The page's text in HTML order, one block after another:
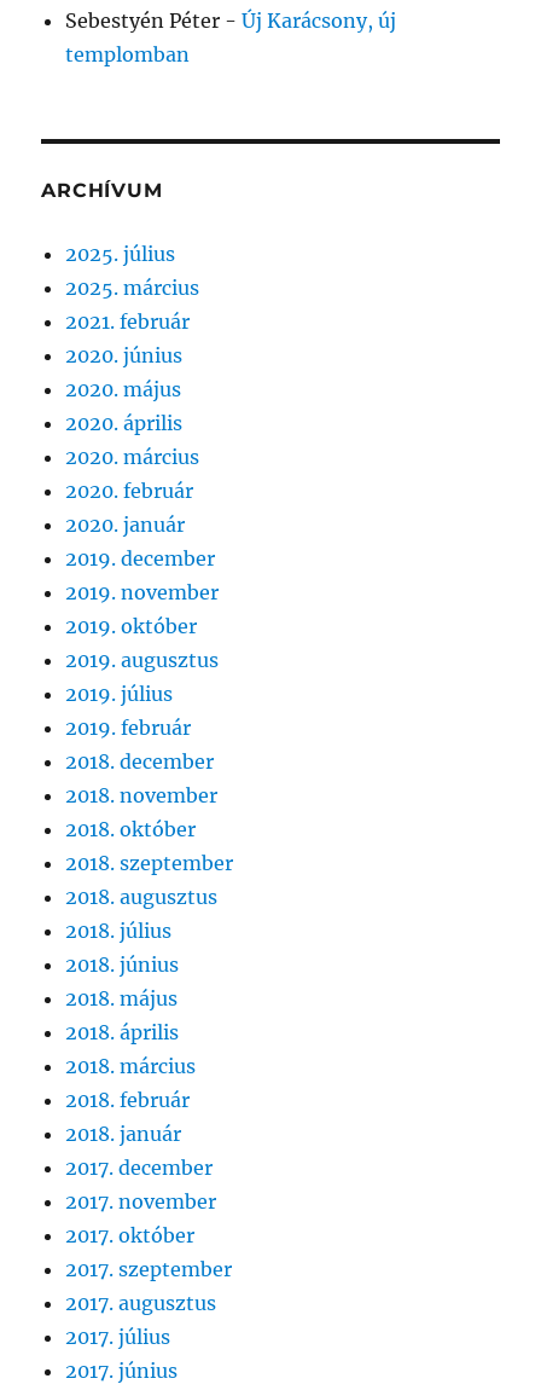
Sebestyén Péter -Új Karácsony, új
templomban
ARCHÍVUM
2025. július
2025. március
2021. február
2020. június
2020. május
2020. április
2020. március
2020. február
2020. január
2019. december
2019. november
2019. október
2019. augusztus
2019. július
2019. február
2018. december
2018. november
2018. október
2018. szeptember
2018. augusztus
2018. július
2018. június
2018. május
2018. április
2018. március
2018. február
2018. január
2017. december
2017. november
2017. október
2017. szeptember
2017. augusztus
2017. július
2017. június